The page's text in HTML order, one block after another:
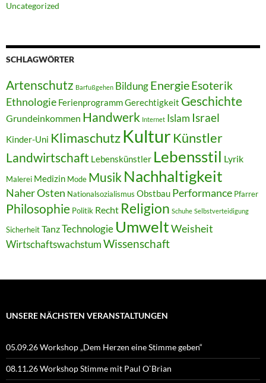
Uncategorized
SCHLAGWÖRTER
Artenschutz Barfußgehen BildungEnergieEsoterik
Ethnologie FerienprogrammGerechtigkeit Geschichte
Grundeinkommen Handwerk Internet Islam Israel
Kinder-Uni KlimaschutzKultur Künstler
Landwirtschaft Lebenskünstler Lebensstil Lyrik
Malerei Medizin Mode MusikNachhaltigkeit
Naher Osten Nationalsozialismus Obstbau Performance Pfarrer
Philosophie Politik Recht Religion Schuhe Selbstverteidigung
SicherheitTanzTechnologie UmweltWeisheit
WirtschaftswachstumWissenschaft
UNSERE NÄCHSTEN VERANSTALTUNGEN
05.09.26 Workshop „Dem Herzen eine Stimme geben“
08.11.26 Workshop Stimme mit Paul O`Brian